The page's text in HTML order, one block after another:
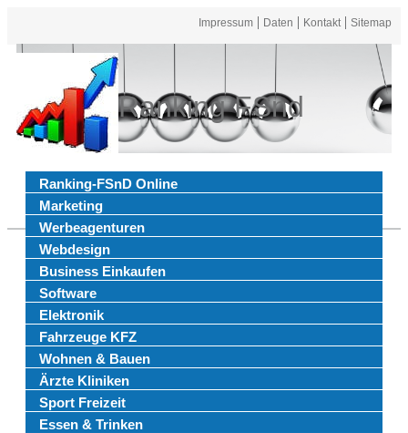
Impressum Daten Kontakt Sitemap
Ranking FSnd
Ranking-FSnD Online
Marketing
Werbeagenturen
Webdesign
Business Einkaufen
Software
Elektronik
Fahrzeuge KFZ
Wohnen & Bauen
Ärzte Kliniken
Sport Freizeit
Essen & Trinken